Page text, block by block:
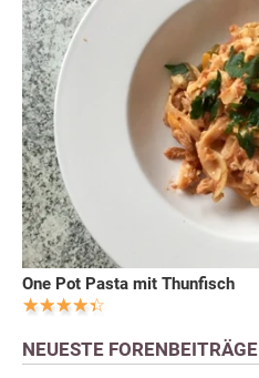
One Pot Pasta mit Thunfisch
NEUESTE FORENBEITRÄGE